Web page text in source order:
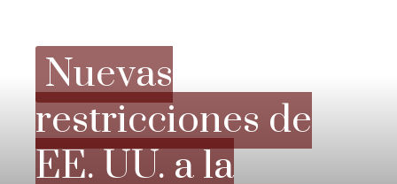
Nuevas
restricciones de
EE. UU. a la